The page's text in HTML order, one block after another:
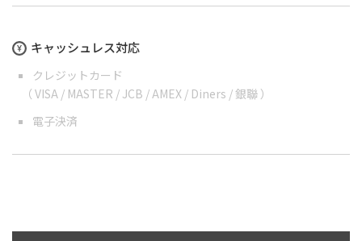
キャッシュレス対応
クレジットカード
（ VISA / MASTER / JCB / AMEX / Diners / 銀聯 ）
電子決済